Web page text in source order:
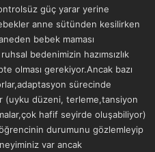
güç yarar yerine
anne sütünden kesilirken
bebek maması
bedenimizin hazımsızlık
olması gerekiyor.Ancak bazı
sürecinde
(uyku düzeni, terleme,tansiyon
hafif seyirde oluşabiliyor)
durumunu gözlemleyip
var ancak